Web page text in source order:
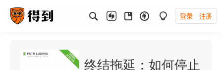
登录 注册
终结拖延：如何停止